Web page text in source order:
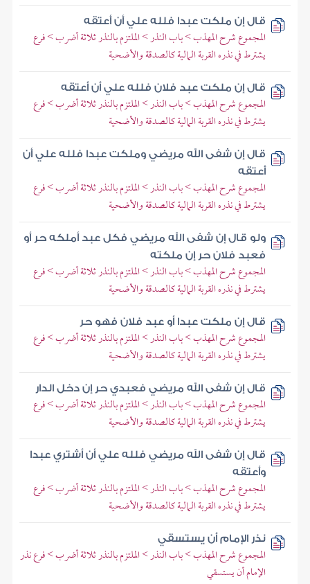
قال إن ملكت عبدا فلله علي أن أعتقه
المجموع شرح المهذب > باب النذر > الملتزم بالنذر ثلاثة أضرب > فرع
يشترط في نذره القربة المالية كالصدقة والأضحية
قال إن ملكت عبد فلان فلله علي أن أعتقه
المجموع شرح المهذب > باب النذر > الملتزم بالنذر ثلاثة أضرب > فرع
يشترط في نذره القربة المالية كالصدقة والأضحية
قال إن شفى الله مريضي وملكت عبدا فلله علي أن
أعتقه
المجموع شرح المهذب > باب النذر > الملتزم بالنذر ثلاثة أضرب > فرع
يشترط في نذره القربة المالية كالصدقة والأضحية
ولو قال إن شفى الله مريضي فكل عبد أملكه حر أو
فعبد فلان حر إن ملكته
المجموع شرح المهذب > باب النذر > الملتزم بالنذر ثلاثة أضرب > فرع
يشترط في نذره القربة المالية كالصدقة والأضحية
قال إن ملكت عبدا أو عبد فلان فهو حر
المجموع شرح المهذب > باب النذر > الملتزم بالنذر ثلاثة أضرب > فرع
يشترط في نذره القربة المالية كالصدقة والأضحية
قال إن شفى الله مريضي فعبدي حر إن دخل الدار
المجموع شرح المهذب > باب النذر > الملتزم بالنذر ثلاثة أضرب > فرع
يشترط في نذره القربة المالية كالصدقة والأضحية
قال إن شفى الله مريضي فلله علي أن أشتري عبدا
وأعتقه
المجموع شرح المهذب > باب النذر > الملتزم بالنذر ثلاثة أضرب > فرع
يشترط في نذره القربة المالية كالصدقة والأضحية
نذر الإمام أن يستسقي
المجموع شرح المهذب > باب النذر > الملتزم بالنذر ثلاثة أضرب > فرع نذر
الإمام أن يستسقي